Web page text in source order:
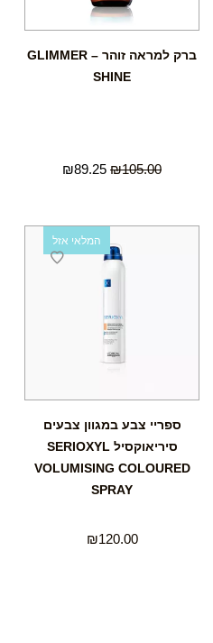
ברק למראה זוהר – GLIMMER
SHINE
₪105.00
₪89.25
המלאי אזל
ספריי צבע במגוון צבעים
סיריאוקסיל SERIOXYL
VOLUMISING COLOURED
SPRAY
₪120.00